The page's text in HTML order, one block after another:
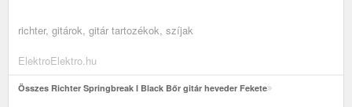
richter, gitárok, gitár tartozékok, szíjak
ElektroElektro.hu
Összes Richter Springbreak I Black Bőr gitár heveder Fekete